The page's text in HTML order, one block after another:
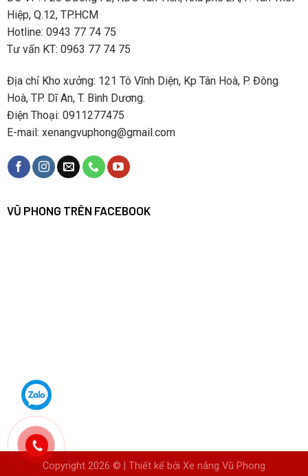
Hiệp, Q.12, TP.HCM
Hotline: 0943 77 74 75
Tư vấn KT: 0963 77 74 75
Địa chỉ Kho xưởng: 121 Tô Vĩnh Diện, Kp Tân Hoà, P. Đông
Hoà, TP. Dĩ An, T. Bình Dương.
Điện Thoại: 0911277475
E-mail: xenangvuphong@gmail.com
VŨ PHONG TRÊN FACEBOOK
Copyright 2026 © | Thiết kế bởi Xe nâng Vũ Phong